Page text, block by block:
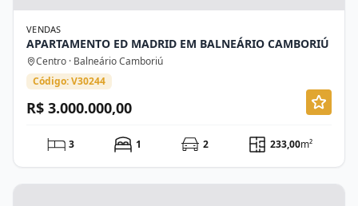
VENDAS
APARTAMENTO ED MADRID EM BALNEÁRIO CAMBORIÚ
Centro · Balneário Camboriú
Código: V30244
R$ 3.000.000,00
3 1 2 233,00m²